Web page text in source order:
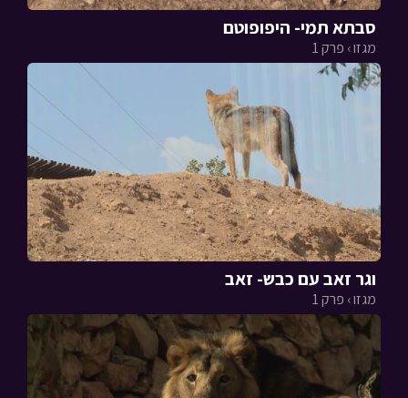
סבתא תמי- היפופוטם
מגזו › פרק 1
וגר זאב עם כבש- זאב
מגזו › פרק 1